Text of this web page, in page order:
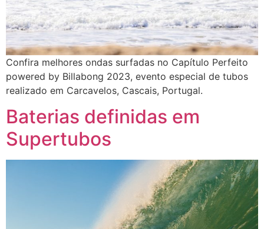
Confira melhores ondas surfadas no Capítulo Perfeito
powered by Billabong 2023, evento especial de tubos
realizado em Carcavelos, Cascais, Portugal.
Baterias definidas em
Supertubos